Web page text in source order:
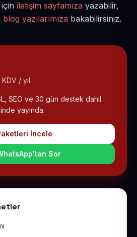
iletişim sayfamıza yazabilir,
blog yazılarımıza bakabilirsiniz.
KDV / yıl
SEO ve 30 gün destek dahil.
yayında.
İncele
Sor